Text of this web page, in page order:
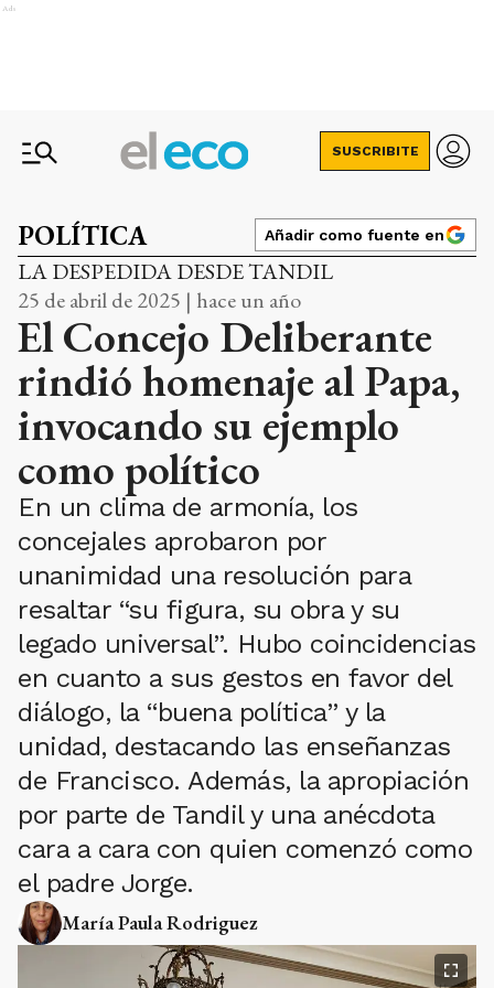
Ads
SUSCRIBITE
POLÍTICA Añadir como fuente en
LA DESPEDIDA DESDE TANDIL
25 de abril de 2025 | hace un año
El Concejo Deliberante
rindió homenaje al Papa,
invocando su ejemplo
como político
En un clima de armonía, los
concejales aprobaron por
unanimidad una resolución para
resaltar “su figura, su obra y su
legado universal”. Hubo coincidencias
en cuanto a sus gestos en favor del
diálogo, la “buena política” y la
unidad, destacando las enseñanzas
de Francisco. Además, la apropiación
por parte de Tandil y una anécdota
cara a cara con quien comenzó como
el padre Jorge.
María Paula Rodriguez